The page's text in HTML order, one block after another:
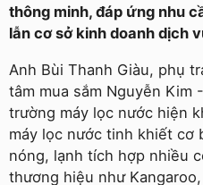
thông minh, đáp ứng nhu
lẫn cơ sở kinh doanh dịch
Anh Bùi Thanh Giàu, phụ
tâm mua sắm Nguyễn Kim
trường máy lọc nước hiện
máy lọc nước tinh khiết cơ
nóng, lạnh tích hợp nhiều
thương hiệu như